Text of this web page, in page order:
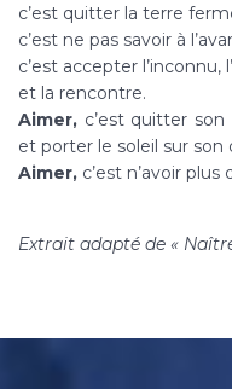
c’est quitter la terre
c’est ne pas savoir à
c’est accepter l’inconnu,
et la rencontre.
Aimer, c’est quitter
et porter le soleil sur son
Aimer, c’est n’avoir
Extrait adapté de «